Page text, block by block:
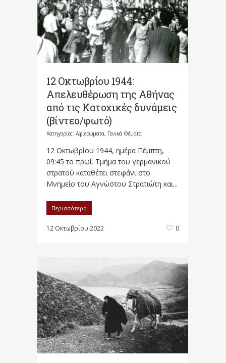
12 Οκτωβρίου 1944:
Απελευθέρωση της Αθήνας
από τις Κατοχικές δυνάμεις
(βίντεο/φωτό)
Κατηγορίες: Αφιερώματα, Γενικά Θέματα
12 Οκτωβρίου 1944, ημέρα Πέμπτη,
09:45 το πρωί. Τμήμα του γερμανικού
στρατού καταθέτει στεφάνι στο
Μνημείο του Αγνώστου Στρατιώτη και...
Περισσότερα
12 Οκτωβρίου 2022 0